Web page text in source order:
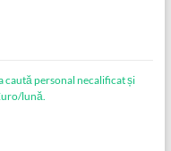
caută personal necalificat și
lună.